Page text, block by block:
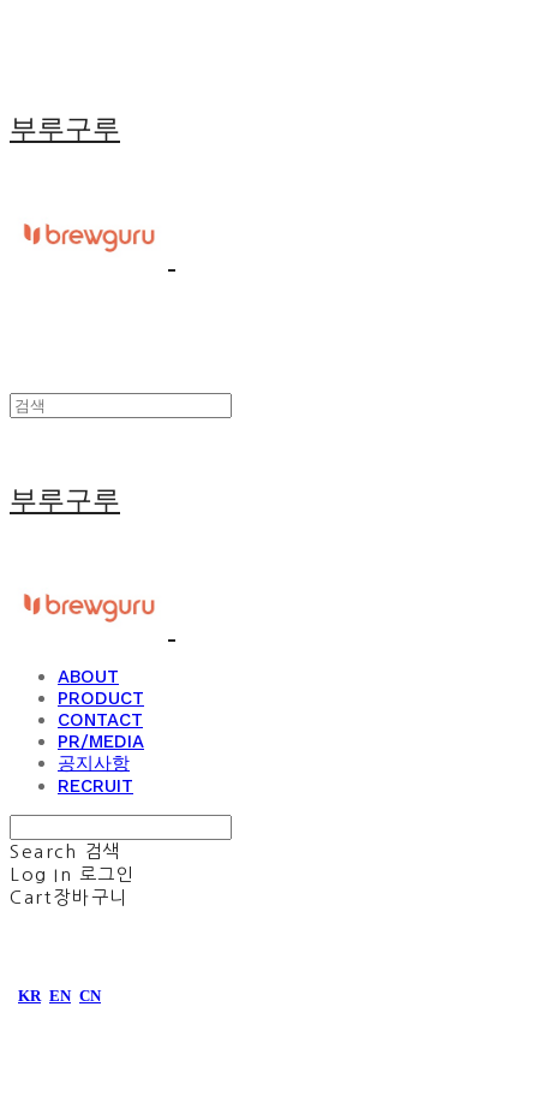
부루구루
부루구루
ABOUT
PRODUCT
CONTACT
PR/MEDIA
공지사항
RECRUIT
Search
검색
Log In 로그인
Cart 장바구니
KR EN CN